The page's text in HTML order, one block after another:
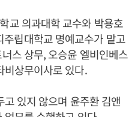
교 의과대학 교수와 박용호
립대학교 명예교수가 맡고
스 상무, 오승윤 엘비인베스
비상무이사로 있다.
있지 않으며 윤주환 김앤